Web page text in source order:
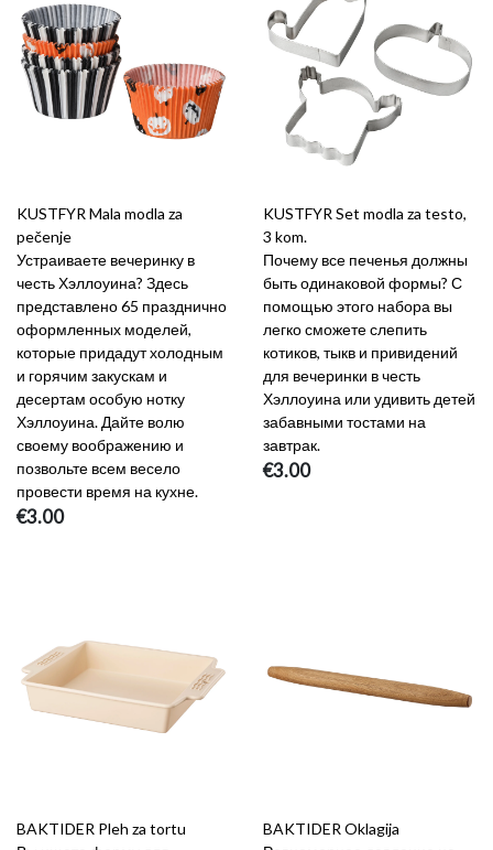
KUSTFYR Mala modla za
pečenje
Устраиваете вечеринку в
честь Хэллоуина? Здесь
представлено 65 празднично
оформленных моделей,
которые придадут холодным
и горячим закускам и
десертам особую нотку
Хэллоуина. Дайте волю
своему воображению и
позвольте всем весело
провести время на кухне.
€3.00
KUSTFYR Set modla za testo,
3 kom.
Почему все печенья должны
быть одинаковой формы? С
помощью этого набора вы
легко сможете слепить
котиков, тыкв и привидений
для вечеринки в честь
Хэллоуина или удивить детей
забавными тостами на
завтрак.
€3.00
BAKTIDER Pleh za tortu
BAKTIDER Oklagija